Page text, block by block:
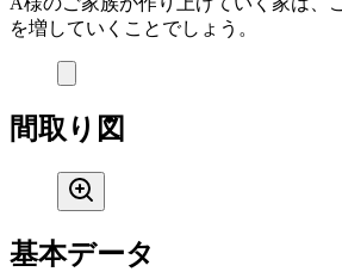
を増していくことでしょう。
間取り図
基本データ